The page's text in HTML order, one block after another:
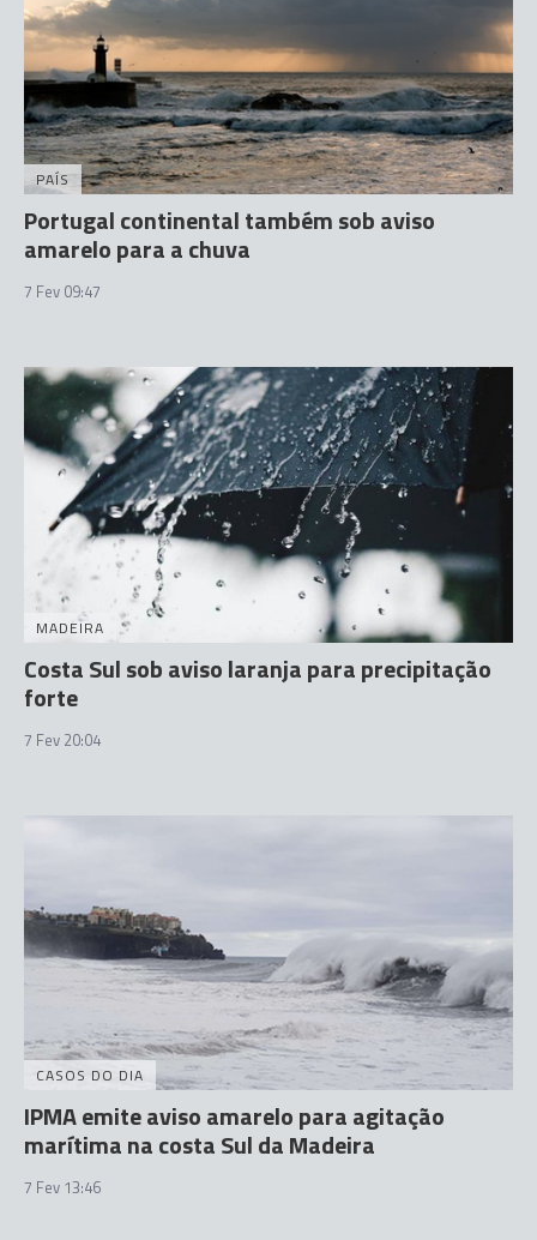
PAÍS
Portugal continental também sob aviso
amarelo para a chuva
7 Fev 09:47
MADEIRA
Costa Sul sob aviso laranja para precipitação
forte
7 Fev 20:04
CASOS DO DIA
IPMA emite aviso amarelo para agitação
marítima na costa Sul da Madeira
7 Fev 13:46